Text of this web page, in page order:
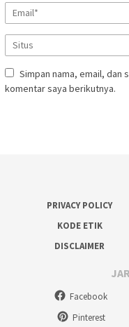
Simpan nama, email, dan
komentar saya berikutnya.
PRIVACY POLICY
KODE ETIK
DISCLAIMER
Facebook
Pinterest